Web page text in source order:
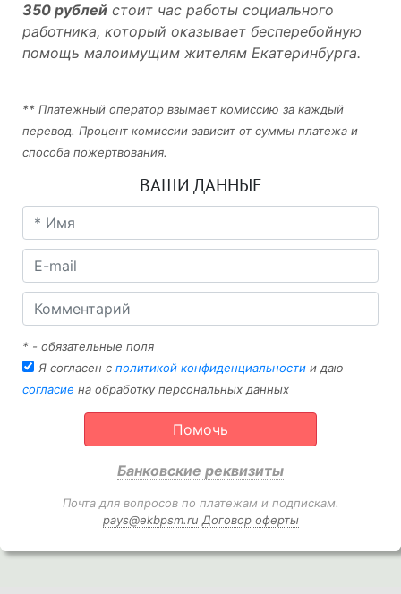
350 рублей стоит час работы социального
работника, который оказывает бесперебойную
помощь малоимущим жителям Екатеринбурга.
** Платежный оператор взымает комиссию за каждый
перевод. Процент комиссии зависит от суммы платежа и
способа пожертвования.
ВАШИ ДАННЫЕ
* - обязательные поля
Я согласен с политикой конфиденциальности и даю
согласие на обработку персональных данных
Помочь
Банковские реквизиты
Почта для вопросов по платежам и подпискам.
pays@ekbpsm.ru Договор оферты